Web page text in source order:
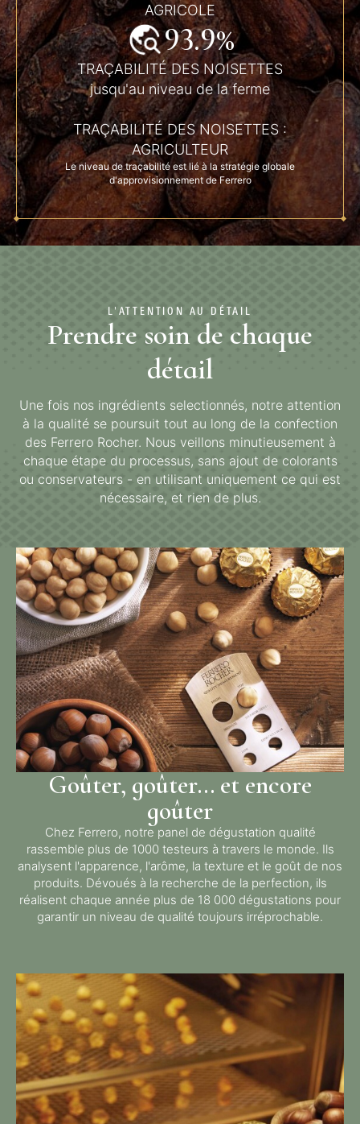
AGRICOLE
93.9%
TRAÇABILITÉ DES NOISETTES
jusqu'au niveau de la ferme
TRAÇABILITÉ DES NOISETTES :
AGRICULTEUR
Le niveau de traçabilité est lié à la stratégie globale
d'approvisionnement de Ferrero
L'ATTENTION AU DÉTAIL
Prendre soin de chaque
détail
Une fois nos ingrédients selectionnés, notre attention
à la qualité se poursuit tout au long de la confection
des Ferrero Rocher. Nous veillons minutieusement à
chaque étape du processus, sans ajout de colorants
ou conservateurs - en utilisant uniquement ce qui est
nécessaire, et rien de plus.
Goûter, goûter… et encore
goûter
Chez Ferrero, notre panel de dégustation qualité
rassemble plus de 1000 testeurs à travers le monde. Ils
analysent l'apparence, l'arôme, la texture et le goût de nos
produits. Dévoués à la recherche de la perfection, ils
réalisent chaque année plus de 18 000 dégustations pour
garantir un niveau de qualité toujours irréprochable.